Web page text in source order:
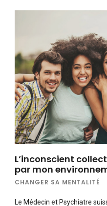
L’inconscient
par mon
CHANGER SA MENTALITÉ
Le Médecin et Psychiatre